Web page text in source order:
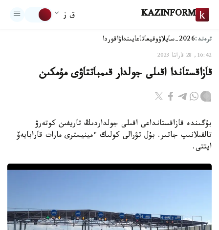
KAZINFORM ق ز
ترەند:2026-سايلاۋ وقيعاتاعايىنداۋاقوردا
16:42, 28 قاراشا 2023
قازاقستاندا اقىلى جولدار قىمباتتاۋى مۇمكىن
بۇگىندە قازاقستانداعى اقىلى جولداردىڭ تاريفىن كوتەرۋ
تالقىلانىپ جاتىر. بۇل تۋرالى كولىك ءمينيسترى مارات قارابايەۆ
ايتتى.